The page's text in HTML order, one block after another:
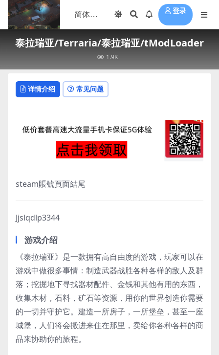
登录
泰拉瑞亚/Terraria/泰拉瑞亚/tModLoader
1.9K
详情介绍 常见问题
steam賬號頁面結尾
Jjslqdlp3344
游戏介绍
《泰拉瑞亚》是一款拥有高自由度的游戏，玩家可以在
游戏中做很多事情：制造武器战胜各种各样的敌人及群
落；挖掘地下寻找器材配件、金钱和其他有用的东西，
收集木材，石料，矿石等资源，用你的世界创造你需要
的一切并守护它。建造一所房子，一所堡垒，甚至一座
城堡，人们将会搬进来住在那里，卖给你各种各样的商
品来协助你的旅程。